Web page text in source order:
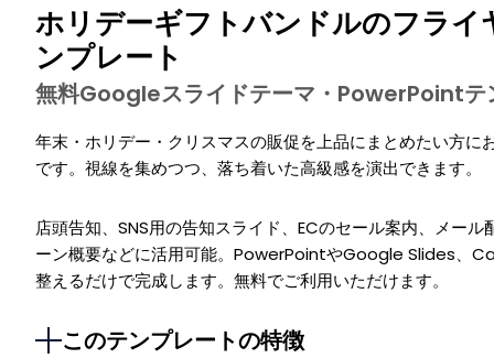
ホリデーギフトバンドルのフラ
ンプレート
無料Googleスライドテーマ・PowerPoint
年末・ホリデー・クリスマスの販促を上品にまとめたい方
です。視線を集めつつ、落ち着いた高級感を演出できます。
店頭告知、SNS用の告知スライド、ECのセール案内、メー
ーン概要などに活用可能。PowerPointやGoogle Slides、
整えるだけで完成します。無料でご利用いただけます。
このテンプレートの特徴